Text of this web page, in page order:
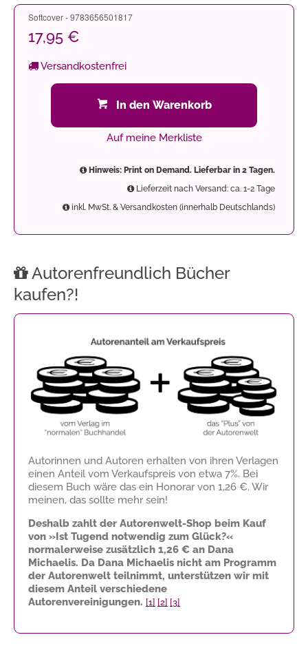
Softcover - 9783656501817
17,95 €
Versandkostenfrei
In den Warenkorb
Auf meine Merkliste
Hinweis: Print on Demand. Lieferbar in 2 Tagen.
Lieferzeit nach Versand: ca. 1-2 Tage
inkl. MwSt. & Versandkosten (innerhalb Deutschlands)
Autorenfreundlich Bücher
kaufen?!
Autorinnen und Autoren erhalten von ihren Verlagen
einen Anteil vom Verkaufspreis von etwa 7%. Bei
diesem Buch wäre das ein Honorar von 1,26 €. Wir
meinen, das sollte mehr sein!
Deshalb zahlt der Autorenwelt-Shop beim Kauf
von »Ist Tugend notwendig zum Glück?«
normalerweise zusätzlich 1,26 € an Dana
Michaelis. Da Dana Michaelis nicht am Programm
der Autorenwelt teilnimmt, unterstützen wir mit
diesem Anteil verschiedene
Autorenvereinigungen. [1] [2] [3]